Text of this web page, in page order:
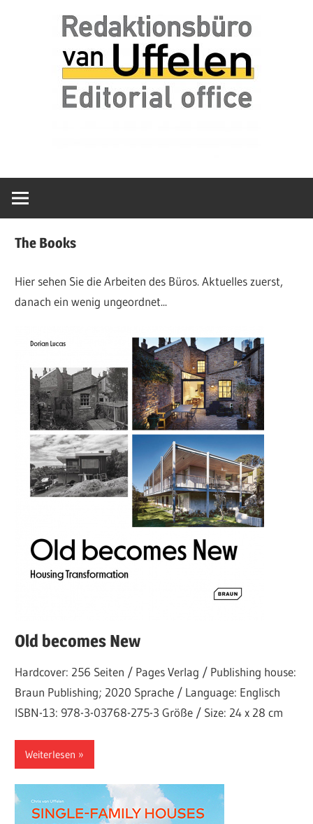
van
The Books
Hier sehen Sie die Arbeiten des Büros. Aktuelles zuerst,
danach ein wenig ungeordnet...
Old becomes New
Hardcover: 256 Seiten / Pages Verlag / Publishing house:
Braun Publishing; 2020 Sprache / Language: Englisch
ISBN-13: 978-3-03768-275-3 Größe / Size: 24 x 28 cm
Weiterlesen